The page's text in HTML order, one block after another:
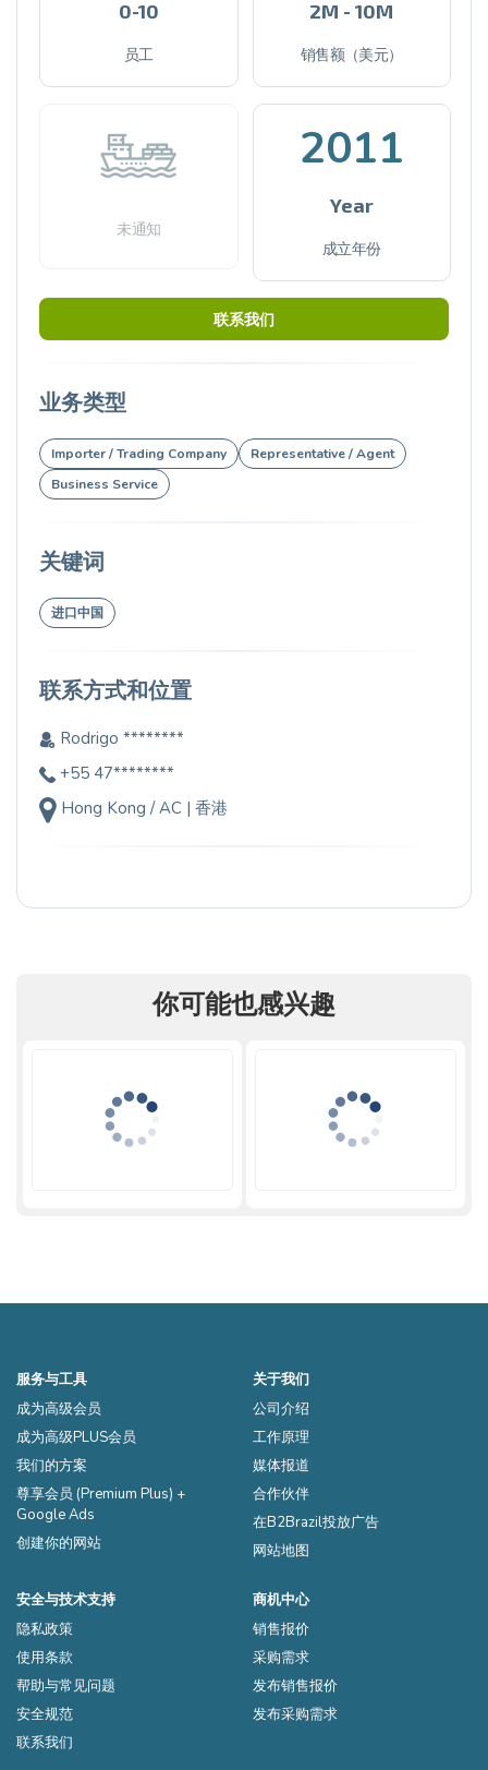
0-10
员工
2M - 10M
销售额（美元）
未通知
2011
Year
成立年份
联系我们
业务类型
Importer / Trading Company
Representative / Agent
Business Service
关键词
进口中国
联系方式和位置
Rodrigo ********
+55 47********
Hong Kong / AC | 香港
你可能也感兴趣
服务与工具
成为高级会员
成为高级PLUS会员
我们的方案
尊享会员 (Premium Plus) +
Google Ads
创建你的网站
关于我们
公司介绍
工作原理
媒体报道
合作伙伴
在B2Brazil投放广告
网站地图
安全与技术支持
隐私政策
使用条款
帮助与常见问题
安全规范
联系我们
商机中心
销售报价
采购需求
发布销售报价
发布采购需求